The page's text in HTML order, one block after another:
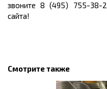
звоните 8 (495) 755-38-
сайта!
Смотрите также